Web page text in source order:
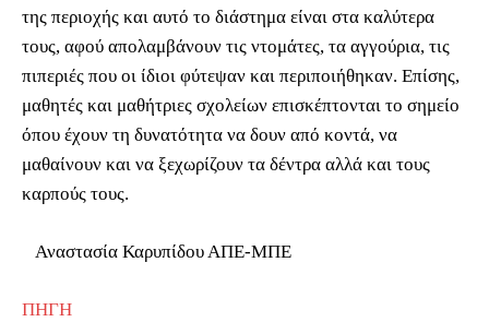
της περιοχής και αυτό το διάστημα είναι στα καλύτερα
τους, αφού απολαμβάνουν τις ντομάτες, τα αγγούρια, τις
πιπεριές που οι ίδιοι φύτεψαν και περιποιήθηκαν. Επίσης,
μαθητές και μαθήτριες σχολείων επισκέπτονται το σημείο
όπου έχουν τη δυνατότητα να δουν από κοντά, να
μαθαίνουν και να ξεχωρίζουν τα δέντρα αλλά και τους
καρπούς τους.
Αναστασία Καρυπίδου ΑΠΕ-ΜΠΕ
ΠΗΓΗ